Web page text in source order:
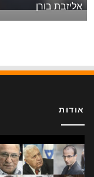
אליזבת בורן
אודות